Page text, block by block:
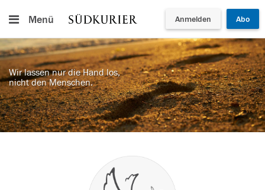
Menü Anmelden Abo
Wir lassen nur die Hand los,
nicht den Menschen.